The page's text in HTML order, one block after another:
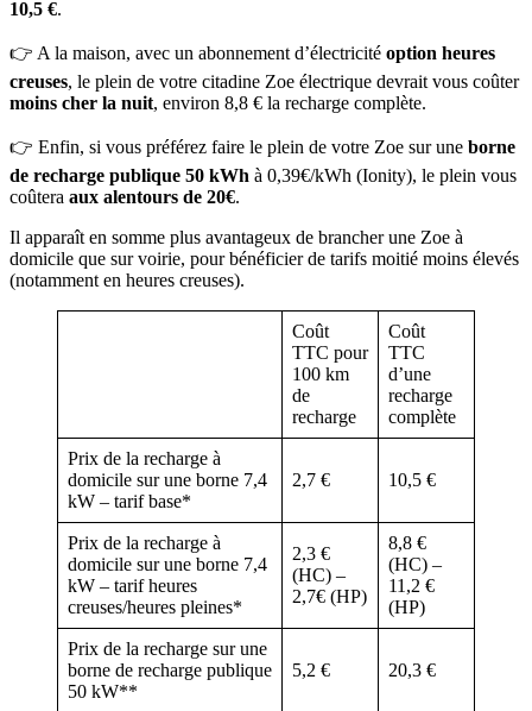
10,5 €.
👉 A la maison, avec un abonnement d’électricité option heures
creuses, le plein de votre citadine Zoe électrique devrait vous coûter
moins cher la nuit, environ 8,8 € la recharge complète.
👉 Enfin, si vous préférez faire le plein de votre Zoe sur une borne
de recharge publique 50 kWh à 0,39€/kWh (Ionity), le plein vous
coûtera aux alentours de 20€.
Il apparaît en somme plus avantageux de brancher une Zoe à
domicile que sur voirie, pour bénéficier de tarifs moitié moins élevés
(notamment en heures creuses).
Coût
TTC pour
100 km
de
recharge
Coût
TTC
d’une
recharge
complète
Prix de la recharge à
domicile sur une borne 7,4
kW – tarif base*
2,7 € 10,5 €
Prix de la recharge à
domicile sur une borne 7,4
kW – tarif heures
creuses/heures pleines*
2,3 €
(HC) –
2,7€ (HP)
8,8 €
(HC) –
11,2 €
(HP)
Prix de la recharge sur une
borne de recharge publique
50 kW**
5,2 € 20,3 €